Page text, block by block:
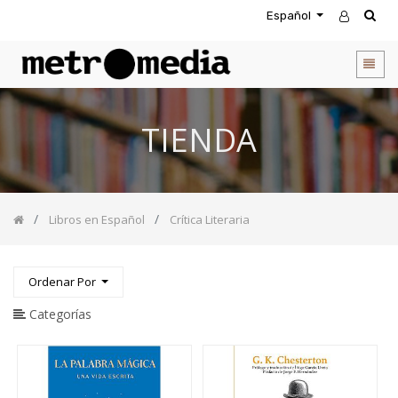
Español
TIENDA
Libros en Español Crítica Literaria
Ordenar Por
Categorías
PRODUCTOS
productos
Novedades
Agendas
Accesorios
Entretenimiento
Calendarios